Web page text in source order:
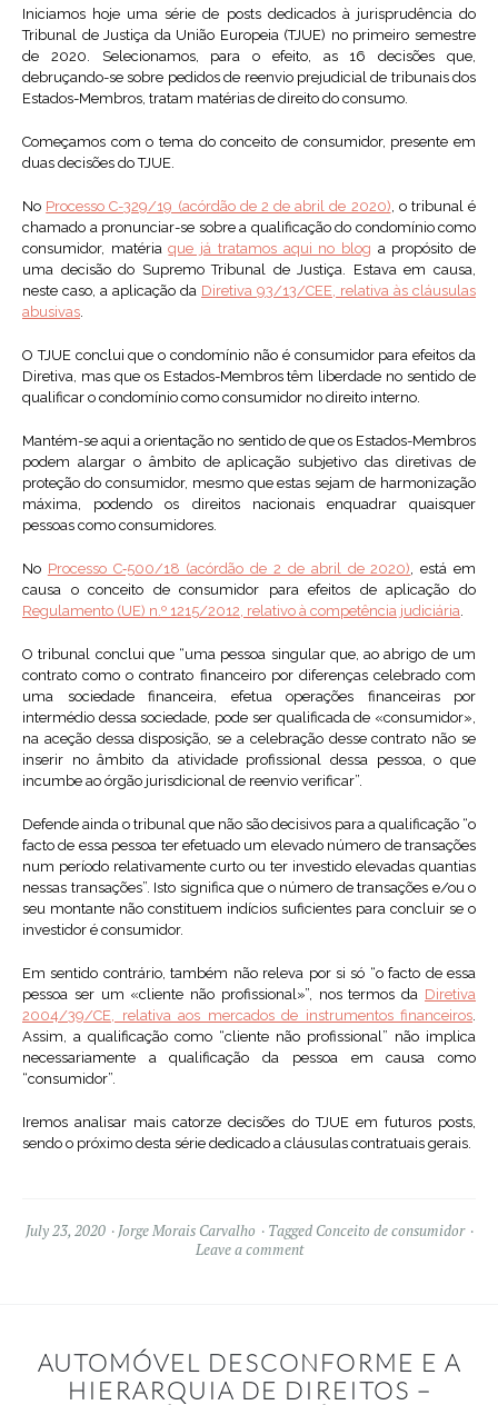
Iniciamos hoje uma série de posts dedicados à jurisprudência do
Tribunal de Justiça da União Europeia (TJUE) no primeiro semestre
de 2020. Selecionamos, para o efeito, as 16 decisões que,
debruçando-se sobre pedidos de reenvio prejudicial de tribunais dos
Estados-Membros, tratam matérias de direito do consumo.
Começamos com o tema do conceito de consumidor, presente em
duas decisões do TJUE.
No Processo C-329/19 (acórdão de 2 de abril de 2020), o tribunal é
chamado a pronunciar-se sobre a qualificação do condomínio como
consumidor, matériaque já tratamos aqui no blog a propósito de
uma decisão do Supremo Tribunal de Justiça. Estava em causa,
neste caso, a aplicação da Diretiva 93/13/CEE, relativa às cláusulas
abusivas.
O TJUE conclui que o condomínio não é consumidor para efeitos da
Diretiva, mas que os Estados-Membros têm liberdade no sentido de
qualificar o condomínio como consumidor no direito interno.
Mantém-se aqui a orientação no sentido de que os Estados-Membros
podem alargar o âmbito de aplicação subjetivo das diretivas de
proteção do consumidor, mesmo que estas sejam de harmonização
máxima, podendo os direitos nacionais enquadrar quaisquer
pessoas como consumidores.
No Processo C‑500/18 (acórdão de 2 de abril de 2020), está em
causa o conceito de consumidor para efeitos de aplicação do
Regulamento (UE) n.º 1215/2012, relativo à competência judiciária.
O tribunal conclui que “uma pessoa singular que, ao abrigo de um
contrato como o contrato financeiro por diferenças celebrado com
uma sociedade financeira, efetua operações financeiras por
intermédio dessa sociedade, pode ser qualificada de «consumidor»,
na aceção dessa disposição, se a celebração desse contrato não se
inserir no âmbito da atividade profissional dessa pessoa, o que
incumbe ao órgão jurisdicional de reenvio verificar”.
Defende ainda o tribunal que não são decisivos para a qualificação “o
facto de essa pessoa ter efetuado um elevado número de transações
num período relativamente curto ou ter investido elevadas quantias
nessas transações”. Isto significa que o número de transações e/ou o
seu montante não constituem indícios suficientes para concluir se o
investidor é consumidor.
Em sentido contrário, também não releva por si só “o facto de essa
pessoa ser um «cliente não profissional»”, nos termos da Diretiva
2004/39/CE, relativa aos mercados de instrumentos financeiros.
Assim, a qualificação como “cliente não profissional” não implica
necessariamente a qualificação da pessoa em causa como
“consumidor”.
Iremos analisar mais catorze decisões do TJUE em futuros posts,
sendo o próximo desta série dedicado a cláusulas contratuais gerais.
July 23, 2020 Jorge Morais Carvalho Tagged Conceito de consumidor
Leave a comment
AUTOMÓVEL DESCONFORME E A
HIERARQUIA DE DIREITOS –